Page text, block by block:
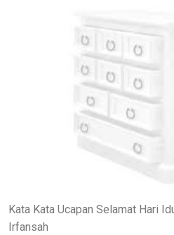
Kata Kata Ucapan Selamat Hari
Irfansah